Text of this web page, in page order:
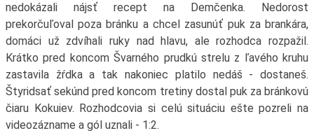
nedokázali nájsť recept na Demčenka. Nedorost
prekorčuľoval poza bránku a chcel zasunúť puk za brankára,
domáci už zdvíhali ruky nad hlavu, ale rozhodca rozpažil.
Krátko pred koncom Švarného prudkú strelu z ľavého kruhu
zastavila žŕdka a tak nakoniec platilo nedáš - dostaneš.
Štyridsať sekúnd pred koncom tretiny dostal puk za bránkovú
čiaru Kokuiev. Rozhodcovia si celú situáciu ešte pozreli na
videozázname a gól uznali - 1:2.